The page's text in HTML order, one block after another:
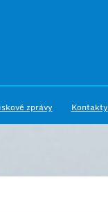
zprávy Kontakty